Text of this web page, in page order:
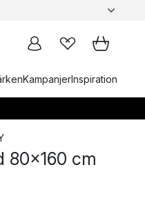
KampanjerInspiration
80x160 cm